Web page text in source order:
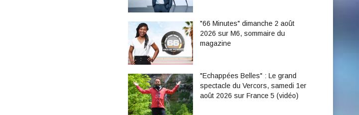
"66 Minutes" dimanche 2 août
2026 sur M6, sommaire du
magazine
"Echappées Belles" : Le grand
spectacle du Vercors, samedi 1er
août 2026 sur France 5 (vidéo)